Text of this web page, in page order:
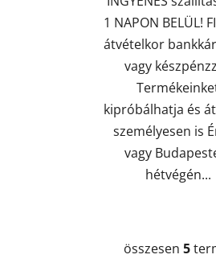
1 NAPON BELÜL!
átvételkor
vagy
kipróbálhatja és
személyesen is
vagy
hétvégén...
L
összesen 5